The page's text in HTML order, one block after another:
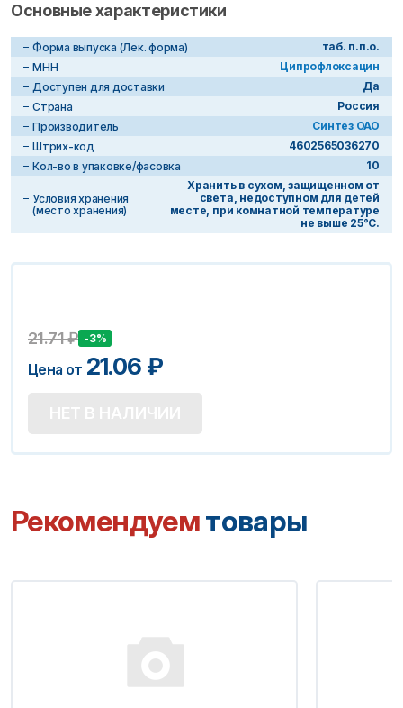
Основные характеристики
Форма выпуска (Лек. форма)
таб. п.п.о.
МНН
Ципрофлоксацин
Доступен для доставки
Да
Страна
Россия
Производитель
Синтез ОАО
Штрих-код
4602565036270
Кол-во в упаковке/фасовка
10
Условия хранения
(место хранения)
Хранить в сухом, защищенном от
света, недоступном для детей
месте, при комнатной температуре
не выше 25°С.
21.71₽ -3%
Цена от 21.06 ₽
Рекомендуемтовары